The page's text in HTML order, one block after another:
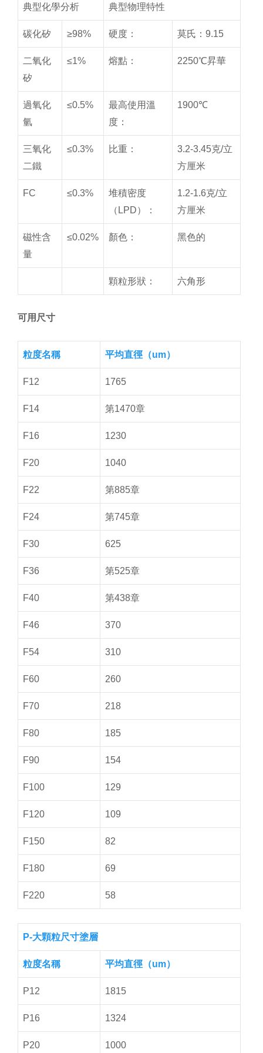
典型化學分析 典型物理特性
碳化矽 ≥98% 硬度： 莫氏：9.15
二氧化
矽
≤1% 熔點： 2250℃昇華
過氧化
氫
≤0.5%
最高使用溫
度：
1900℃
三氧化
二鐵
≤0.3% 比重：
3.2-3.45克/立
方厘米
FC ≤0.3%
堆積密度
（LPD）：
1.2-1.6克/立
方厘米
磁性含
量
≤0.02% 顏色： 黑色的
顆粒形狀： 六角形
可用尺寸
粒度名稱 平均直徑（um）
F12 1765
F14 第1470章
F16 1230
F20 1040
F22 第885章
F24 第745章
F30 625
F36 第525章
F40 第438章
F46 370
F54 310
F60 260
F70 218
F80 185
F90 154
F100 129
F120 109
F150 82
F180 69
F220 58
P-大顆粒尺寸塗層
粒度名稱 平均直徑（um）
P12 1815
P16 1324
P20 1000